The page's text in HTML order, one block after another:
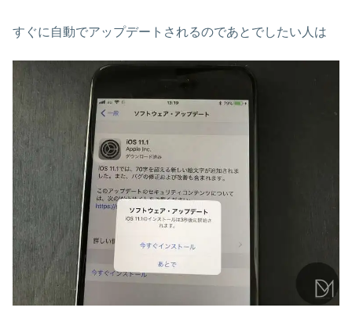
すぐに自動でアップデートされるのであとでしたい人は